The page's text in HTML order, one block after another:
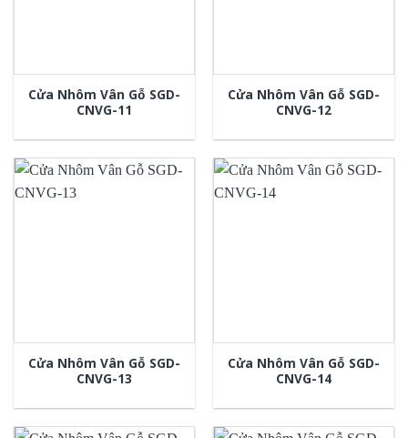
Cửa Nhôm Vân Gỗ SGD-
CNVG-11
Cửa Nhôm Vân Gỗ SGD-
CNVG-12
Cửa Nhôm Vân Gỗ SGD-
CNVG-13
Cửa Nhôm Vân Gỗ SGD-
CNVG-14